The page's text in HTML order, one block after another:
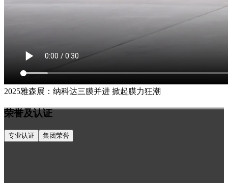
2025雅森展：纳科达三膜并进 掀起膜力狂潮
荣誉及认证
专业认证 集团荣誉